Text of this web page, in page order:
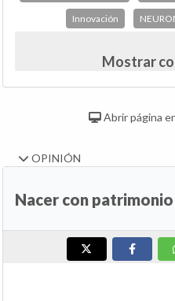
Innovación
Mostrar
Abrir página
OPINIÓN
Nacer con patrimonio